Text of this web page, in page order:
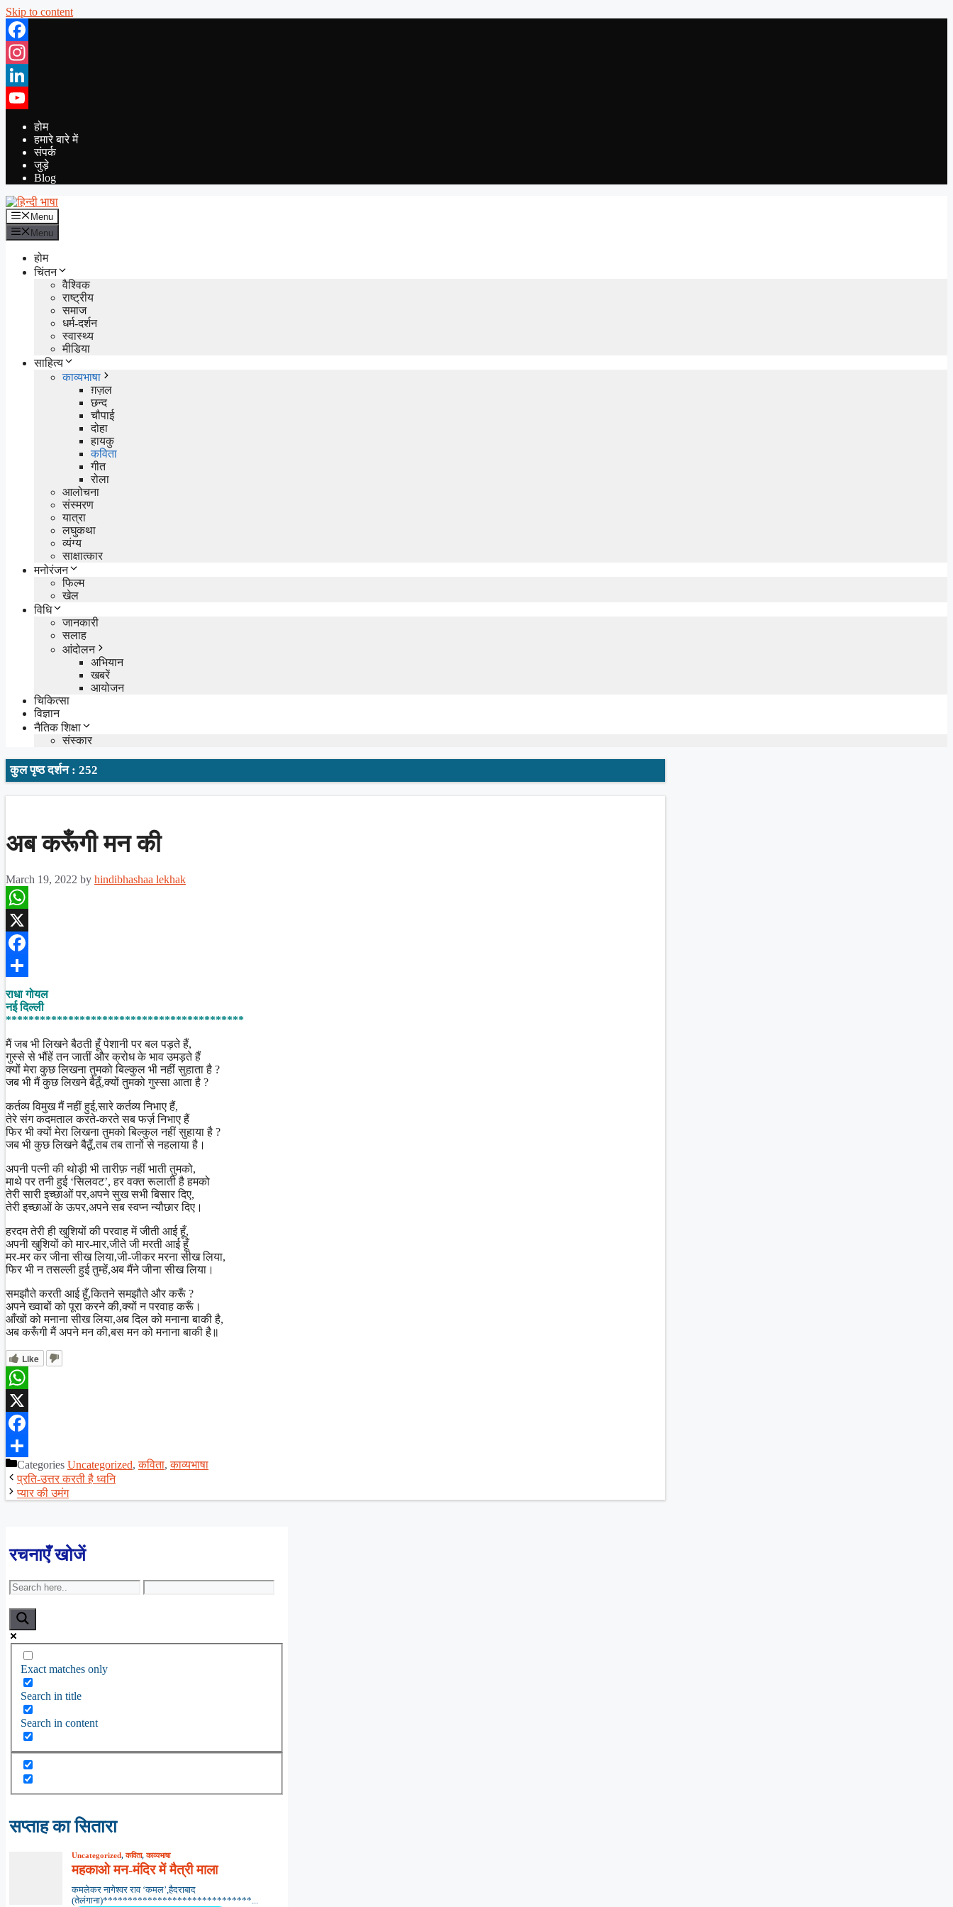
Skip to content
Facebook
Instagram
LinkedIn
YouTube
होम
हमारे बारे में
संपर्क
जुड़े
Blog
Menu
Menu
होम
चिंतन
वैश्विक
राष्ट्रीय
समाज
धर्म-दर्शन
स्वास्थ्य
मीडिया
साहित्य
काव्यभाषा
ग़ज़ल
छन्द
चौपाई
दोहा
हायकु
कविता
गीत
रोला
आलोचना
संस्मरण
यात्रा
लघुकथा
व्यंग्य
साक्षात्कार
मनोरंजन
फिल्म
खेल
विधि
जानकारी
सलाह
आंदोलन
अभियान
खबरें
आयोजन
चिकित्सा
विज्ञान
नैतिक शिक्षा
संस्कार
कुल पृष्ठ दर्शन : 252
अब करूँगी मन की
March 19, 2022 by hindibhashaa lekhak
WhatsApp
X
Facebook
Share
राधा गोयल
नई दिल्ली
******************************************
मैं जब भी लिखने बैठती हूँ पेशानी पर बल पड़ते हैं,
गुस्से से भौंहें तन जातीं और क्रोध के भाव उमड़ते हैं
क्यों मेरा कुछ लिखना तुमको बिल्कुल भी नहीं सुहाता है ?
जब भी मैं कुछ लिखने बैठूँ,क्यों तुमको गुस्सा आता है ?
कर्तव्य विमुख मैं नहीं हुई,सारे कर्तव्य निभाए हैं,
तेरे संग कदमताल करते-करते सब फर्ज़ निभाए हैं
फिर भी क्यों मेरा लिखना तुमको बिल्कुल नहीं सुहाया है ?
जब भी कुछ लिखने बैठूँ,तब तब तानों से नहलाया है।
अपनी पत्नी की थोड़ी भी तारीफ़ नहीं भाती तुमको,
माथे पर तनी हुई ‘सिलवट’, हर वक्त रूलाती है हमको
तेरी सारी इच्छाओं पर,अपने सुख सभी बिसार दिए,
तेरी इच्छाओं के ऊपर,अपने सब स्वप्न न्यौछार दिए।
हरदम तेरी ही खुशियों की परवाह में जीती आई हूँ,
अपनी खुशियों को मार-मार,जीते जी मरती आई हूँ
मर-मर कर जीना सीख लिया,जी-जीकर मरना सीख लिया,
फिर भी न तसल्ली हुई तुम्हें,अब मैंने जीना सीख लिया।
समझौते करती आई हूँ,कितने समझौते और करूँ ?
अपने ख्वाबों को पूरा करने की,क्यों न परवाह करूँ।
आँखों को मनाना सीख लिया,अब दिल को मनाना बाकी है,
अब करूँगी मैं अपने मन की,बस मन को मनाना बाकी है॥
Like
WhatsApp
X
Facebook
ShareCategories Uncategorized,कविता,काव्यभाषा
प्रति-उत्तर करती है ध्वनि
प्यार की उमंग
रचनाएँ खोजें
Exact matches only
Search in title
Search in content
सप्ताह का सितारा
Uncategorized,कविता,काव्यभाषा
महकाओ मन-मंदिर में मैत्री माला
कमलेकर नागेश्वर राव ‘कमल’,हैदराबाद
(तेलंगाना)******************************...